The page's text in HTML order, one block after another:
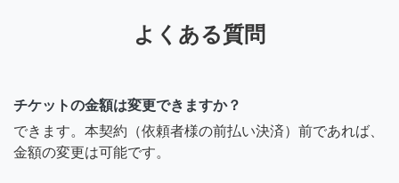
よくある質問
チケットの金額は変更できますか？
できます。本契約（依頼者様の前払い決済）前であれば、
金額の変更は可能です。